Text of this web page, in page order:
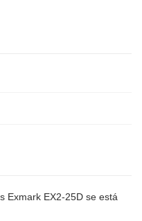
Exmark EX2-25D se está